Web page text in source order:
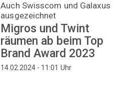
Auch Swisscom und Galaxus
ausgezeichnet
Migros und Twint
räumen ab beim Top
Brand Award 2023
14.02.2024 - 11:01 Uhr